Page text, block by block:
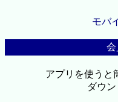
モバ
会
アプリを使うと
ダウ